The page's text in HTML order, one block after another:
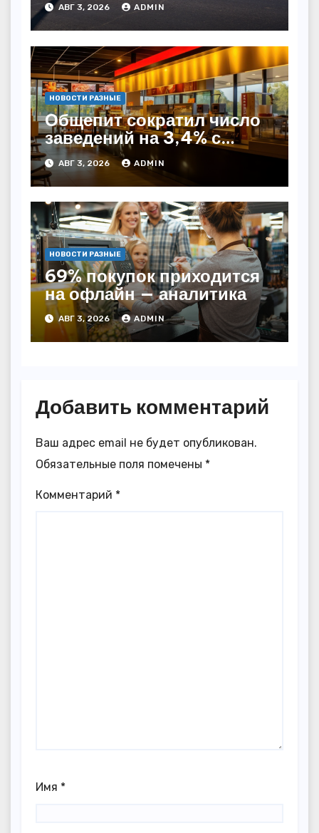
АВГ 3, 2026 ADMIN
НОВОСТИ РАЗНЫЕ
Общепит сократил число
заведений на 3,4% с
начала года — INFOLine
АВГ 3, 2026 ADMIN
НОВОСТИ РАЗНЫЕ
69% покупок приходится
на офлайн — аналитика
АВГ 3, 2026 ADMIN
Добавить комментарий
Ваш адрес email не будет опубликован.
Обязательные поля помечены *
Комментарий *
Имя *